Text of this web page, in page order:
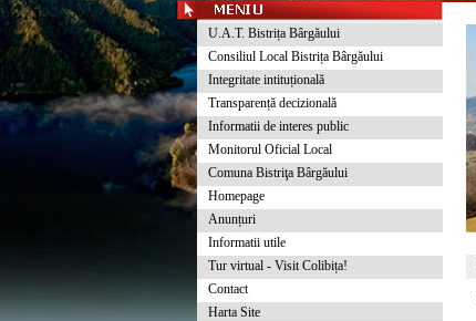
U.A.T. Bistrița Bârgăului
Consiliul Local Bistrița Bârgăului
Integritate intituțională
Transparență decizională
Informatii de interes public
Monitorul Oficial Local
Comuna Bistriţa Bârgăului
Homepage
Anunțuri
Informatii utile
Tur virtual - Visit Colibița!
Contact
Harta Site